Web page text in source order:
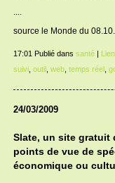
source le Monde du
17:01 Publié dans santé|
suivi, outil, web, temps réel,
24/03/2009
Slate, un site gratuit
points de vue de
économique ou